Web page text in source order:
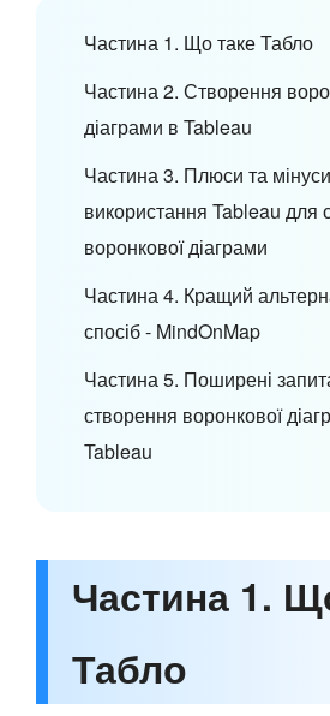
Частина 1. Що таке Табло
Частина 2. Створення
діаграми в Tableau
Частина 3. Плюси та мінуси
використання Tableau для
воронкової діаграми
Частина 4. Кращий
спосіб - MindOnMap
Частина 5. Поширені
створення воронкової
Tableau
Частина 1.
Табло